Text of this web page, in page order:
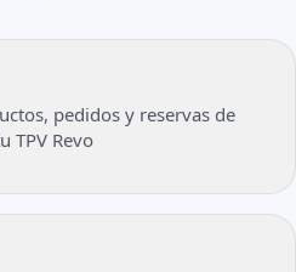
pedidos y reservas de
TPV Revo